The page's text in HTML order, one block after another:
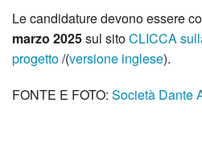
Le candidature devono essere
marzo 2025sul sitoCLICCA
progetto/(versione inglese).
FONTE E FOTO: Società Dante